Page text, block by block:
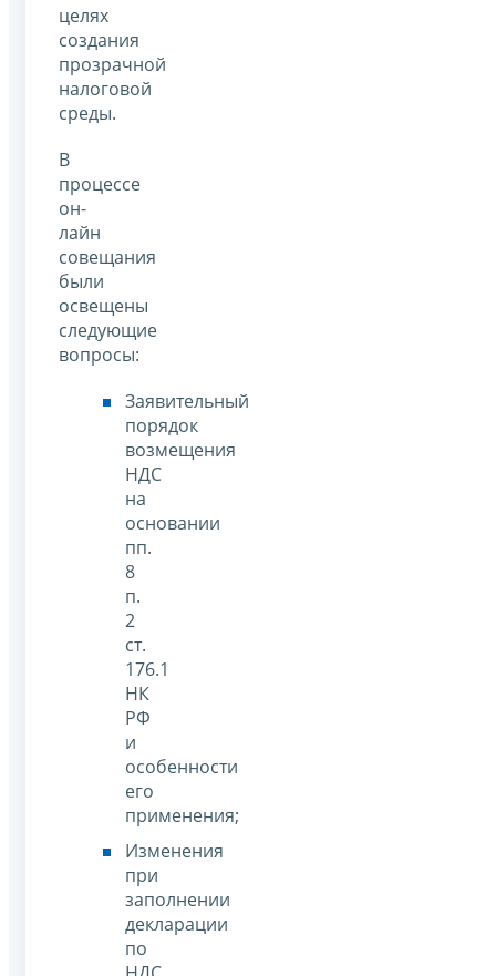
целях
создания
прозрачной
налоговой
среды.
В
процессе
он-
лайн
совещания
были
освещены
следующие
вопросы:
Заявительный
порядок
возмещения
НДС
на
основании
пп.
8
п.
2
ст.
176.1
НК
РФ
и
особенности
его
применения;
Изменения
при
заполнении
декларации
по